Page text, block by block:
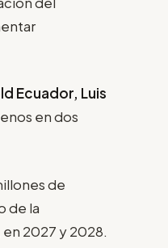
Ecuador, Luis
en dos
de
de la
2027 y 2028.